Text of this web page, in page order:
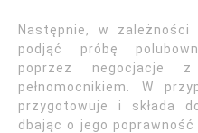
Następnie, w
podjąć próbę
poprzez
pełnomocnikiem. W
przygotowuje i składa
dbając o jego